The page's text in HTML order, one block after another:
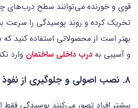
قوی و خورنده می‌توانند سطح درب‌های
تخریک کرده و روند پوسیدگی را سرعت
بهتر است از محصولاتی استفاده کنید
و آسیبی به درب داخلی ساختمان وارد
8. نصب اصولی و جلوگیری از نفوذ رطوبت از چهارچوب
بیشتر افراد تصور می‌کنند پوسیدگی